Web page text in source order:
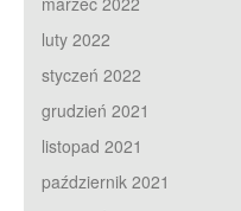
luty 2022
styczeń 2022
grudzień 2021
listopad 2021
październik 2021